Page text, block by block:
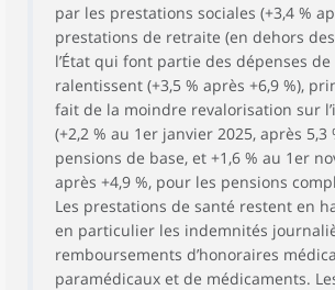
par les prestations sociales (+3,4 %
prestations de retraite (en dehors
l’État qui font partie des dépenses de
ralentissent (+3,5 % après +6,9 %),
fait de la moindre revalorisation sur
(+2,2 % au 1er janvier 2025, après 5,3
pensions de base, et +1,6 % au 1er
après +4,9 %, pour les pensions
Les prestations de santé restent en
en particulier les indemnités
remboursements d’honoraires
paramédicaux et de médicaments.